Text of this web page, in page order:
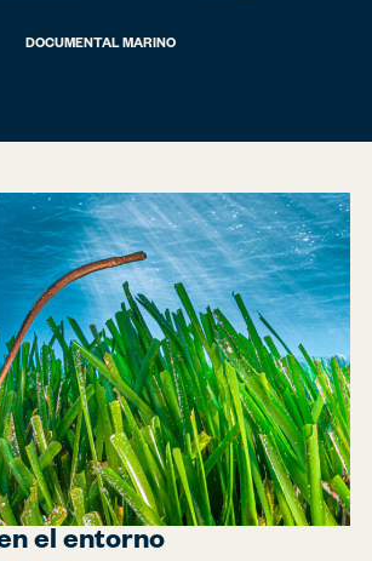
DOCUMENTAL MARINO
el entorno